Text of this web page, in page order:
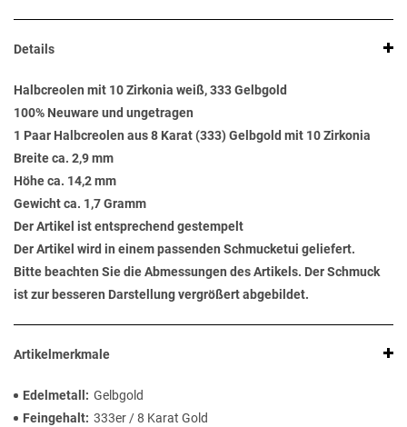
Details
Halbcreolen mit 10 Zirkonia weiß, 333 Gelbgold
100% Neuware und ungetragen
1 Paar Halbcreolen aus 8 Karat (333) Gelbgold mit 10 Zirkonia
Breite ca. 2,9 mm
Höhe ca. 14,2 mm
Gewicht ca. 1,7 Gramm
Der Artikel ist entsprechend gestempelt
Der Artikel wird in einem passenden Schmucketui geliefert.
Bitte beachten Sie die Abmessungen des Artikels. Der Schmuck
ist zur besseren Darstellung vergrößert abgebildet.
Artikelmerkmale
Edelmetall
Gelbgold
Feingehalt 333er / 8 Karat Gold